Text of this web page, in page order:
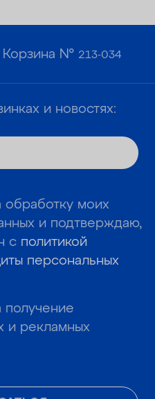
Корзина № 213-034
и новостях:
обработку моих
и подтверждаю,
с политикой
персональных
получение
и рекламных